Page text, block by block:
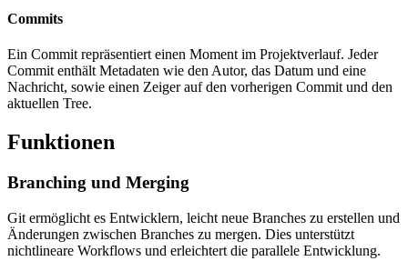
Commits
Ein Commit repräsentiert einen Moment im Projektverlauf. Jeder
Commit enthält Metadaten wie den Autor, das Datum und eine
Nachricht, sowie einen Zeiger auf den vorherigen Commit und den
aktuellen Tree.
Funktionen
Branching und Merging
Git ermöglicht es Entwicklern, leicht neue Branches zu erstellen und
Änderungen zwischen Branches zu mergen. Dies unterstützt
nichtlineare Workflows und erleichtert die parallele Entwicklung.